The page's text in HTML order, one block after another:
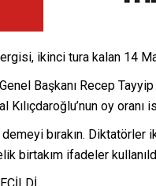
ikinci tura kalan 14
Başkanı Recep
Kılıçdaroğlu’nun oy oranı
bırakın. Diktatörler
birtakım ifadeler